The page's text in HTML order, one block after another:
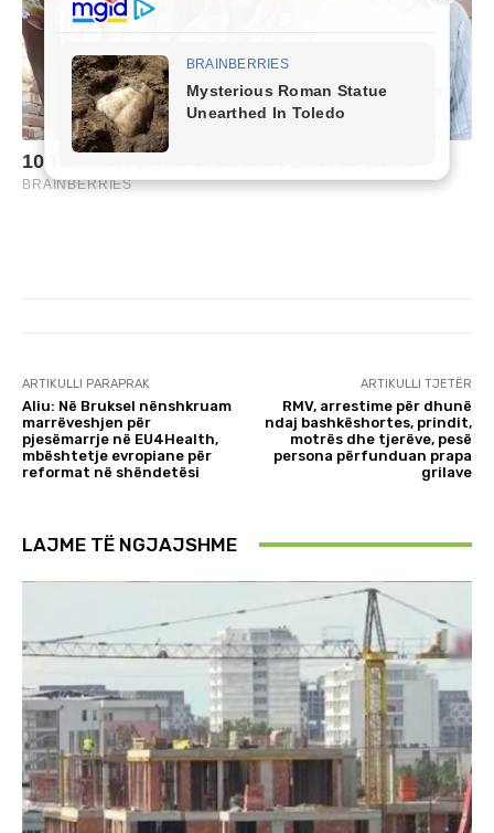
ARTIKULLI PARAPRAK
Aliu: Në Bruksel nënshkruam
marrëveshjen për
pjesëmarrje në EU4Health,
mbështetje evropiane për
reformat në shëndetësi
ARTIKULLI TJETËR
RMV, arrestime për dhunë
ndaj bashkëshortes, prindit,
motrës dhe tjerëve, pesë
persona përfunduan prapa
grilave
LAJME TË NGJAJSHME